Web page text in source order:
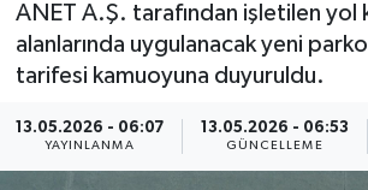
ANET A.Ş. tarafından işletilen yol
alanlarında uygulanacak yeni
tarifesi kamuoyuna duyuruldu.
13.05.2026 - 06:07
YAYINLANMA
13.05.2026 - 06:53
GÜNCELLEME
Spor
Yaşam
Asayiş
Tüm Manşetler
Son Dakika Haberleri
Haber Arşivi